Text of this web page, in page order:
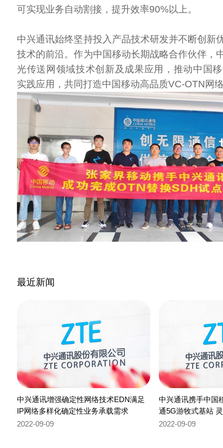
可实现业务自动割接，提升效率90%以上。
中兴通讯始终坚持投入产品技术研发并不断创新
技术的前沿。作为中国移动长期战略合作伙伴，
光传送网领域技术创新及成果应用，推动中国
实践应用，共同打造中国移动高品质VC-OTN网
最近新闻
中兴通讯增强确定性网络技术EDN满足
IP网络多样化确定性业务承载需求
2022-09-09
中兴通讯携手中国
通5G游牧式基站
通信
2022-09-09